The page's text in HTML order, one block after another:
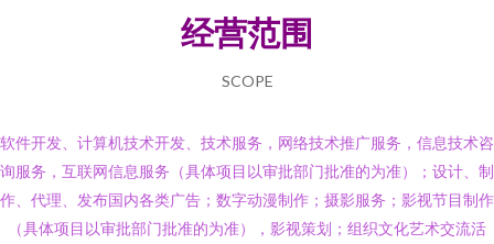
经营范围
SCOPE
软件开发、计算机技术开发、技术服务，网络技术推广服务，信息技术咨
询服务，互联网信息服务（具体项目以审批部门批准的为准）；设计、制
作、代理、发布国内各类广告；数字动漫制作；摄影服务；影视节目制作
（具体项目以审批部门批准的为准），影视策划；组织文化艺术交流活